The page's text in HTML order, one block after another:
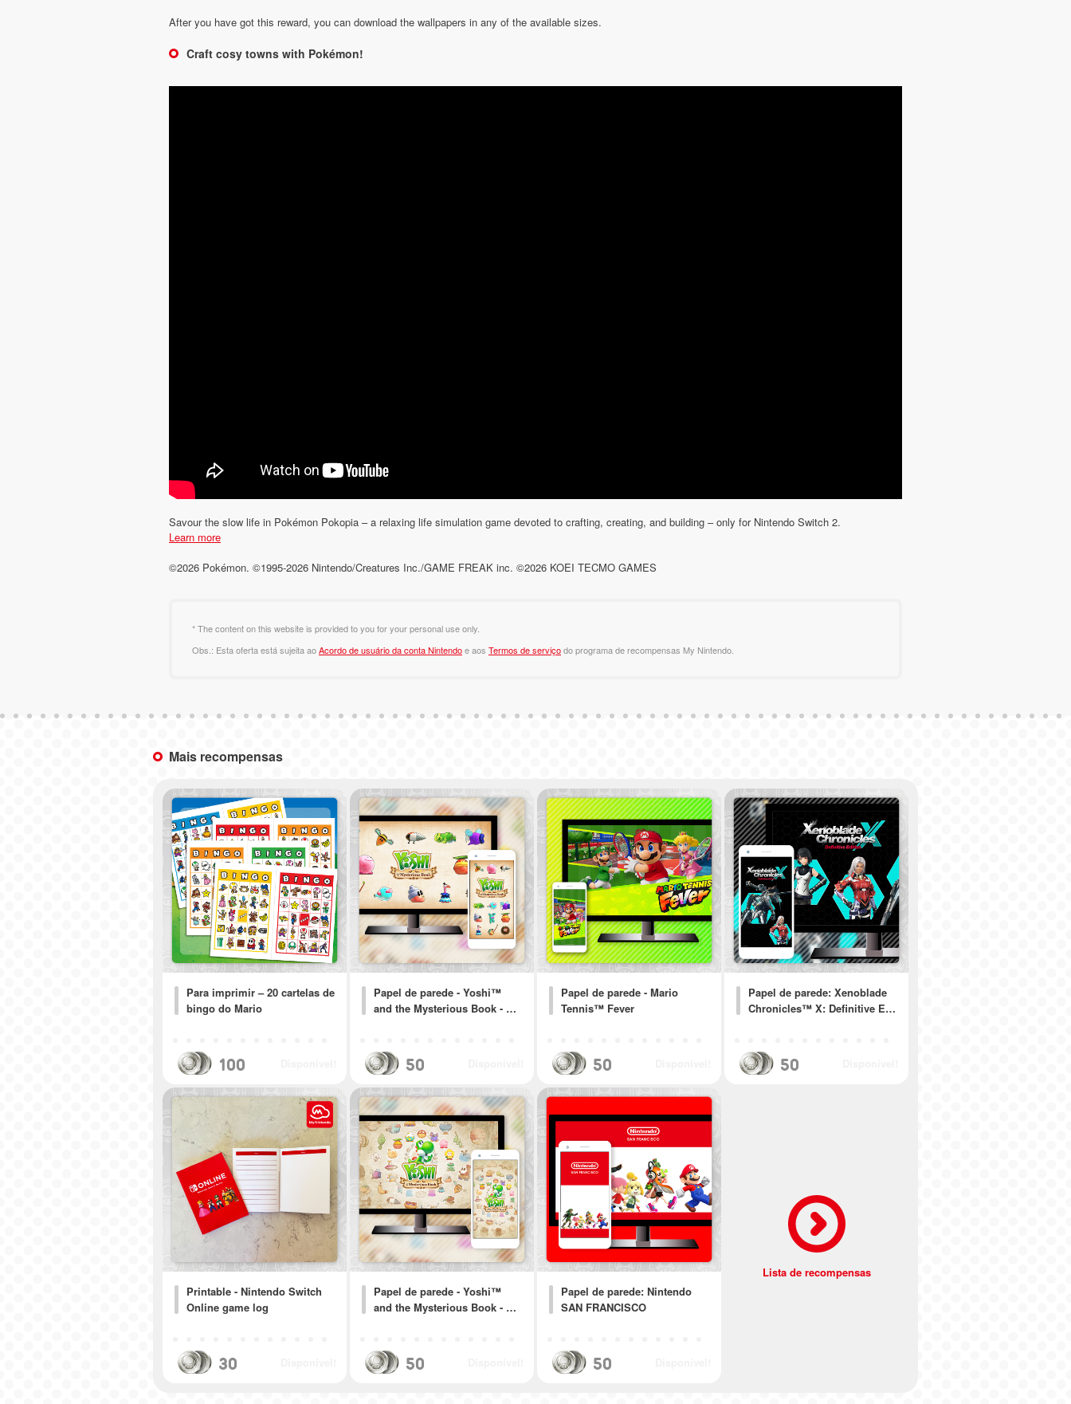
After you have got this reward, you can download the wallpapers in any of the available sizes.
Craft cosy towns with Pokémon!
Savour the slow life in Pokémon Pokopia – a relaxing life simulation game devoted to crafting, creating, and building – only for Nintendo Switch 2.
Learn more
©2026 Pokémon. ©1995-2026 Nintendo/Creatures Inc./GAME FREAK inc. ©2026 KOEI TECMO GAMES
* The content on this website is provided to you for your personal use only.
Obs.: Esta oferta está sujeita aoAcordo de usuário da conta Nintendoe aos Termos de serviçodo programa de recompensas My Nintendo.
Mais recompensas
Para imprimir – 20 cartelas de
bingo do Mario
100
Papel de parede - Yoshi™
and the Mysterious Book - …
50
Papel de parede - Mario
Tennis™ Fever
50
Papel de parede: Xenoblade
Chronicles™ X: Definitive E…
50
Printable - Nintendo Switch
Online game log
30
Papel de parede - Yoshi™
and the Mysterious Book - …
50
Papel de parede: Nintendo
SAN FRANCISCO
50
Lista de recompensas